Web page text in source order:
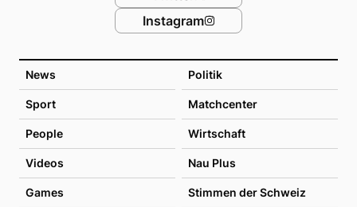
News Politik
Sport Matchcenter
People Wirtschaft
Videos Nau Plus
Games Stimmen der Schweiz
Instagram